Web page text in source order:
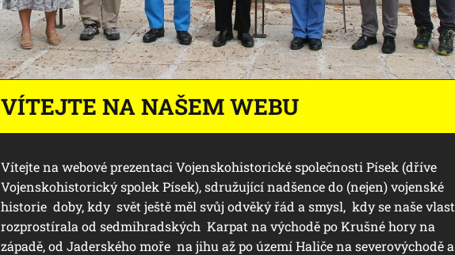
VÍTEJTE NA NAŠEM WEBU
Vítejte na webové prezentaci Vojenskohistorické společnosti Písek (dříve
Vojenskohistorický spolek Písek), sdružující nadšence do (nejen) vojenské
historie doby, kdy svět ještě měl svůj odvěký řád a smysl, kdy se naše vlast
rozprostírala od sedmihradských Karpat na východě po Krušné hory na
západě, od Jaderského moře na jihu až po území Haliče na severovýchodě a